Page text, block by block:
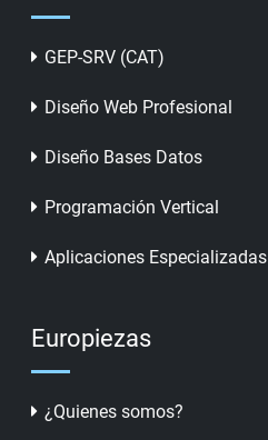
GEP-SRV (CAT)
Diseño Web Profesional
Diseño Bases Datos
Programación Vertical
Aplicaciones Especializadas
Europiezas
¿Quienes somos?